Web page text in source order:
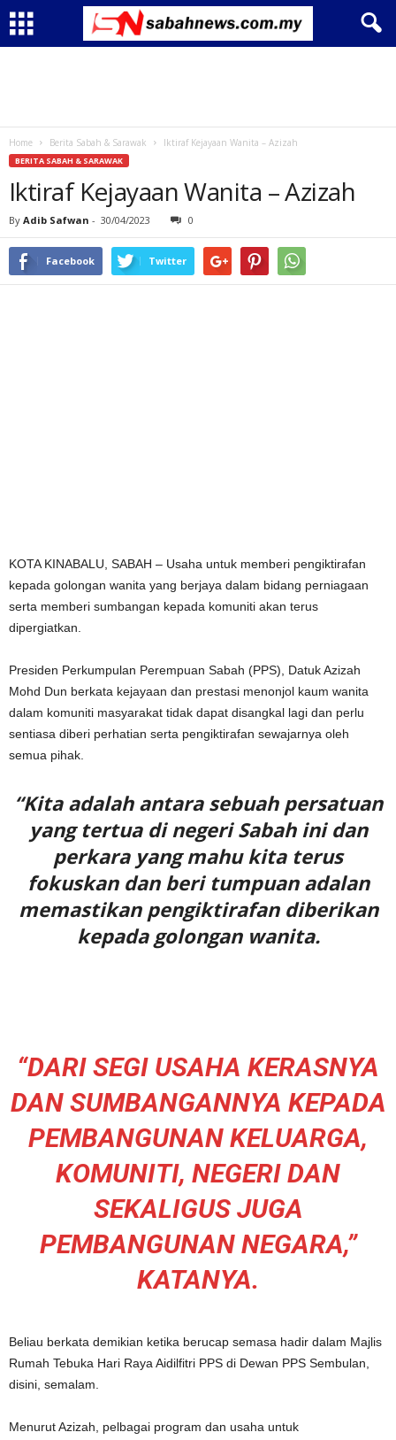
Home Berita Sabah & Sarawak Iktiraf Kejayaan Wanita – Azizah
BERITA SABAH & SARAWAK
Iktiraf Kejayaan Wanita – Azizah
By Adib Safwan - 30/04/2023 0
Facebook Twitter
KOTA KINABALU, SABAH – Usaha untuk memberi pengiktirafan
kepada golongan wanita yang berjaya dalam bidang perniagaan
serta memberi sumbangan kepada komuniti akan terus
dipergiatkan.
Presiden Perkumpulan Perempuan Sabah (PPS), Datuk Azizah
Mohd Dun berkata kejayaan dan prestasi menonjol kaum wanita
dalam komuniti masyarakat tidak dapat disangkal lagi dan perlu
sentiasa diberi perhatian serta pengiktirafan sewajarnya oleh
semua pihak.
“Kita adalah antara sebuah persatuan
yang tertua di negeri Sabah ini dan
perkara yang mahu kita terus
fokuskan dan beri tumpuan adalan
memastikan pengiktirafan diberikan
kepada golongan wanita.
“DARI SEGI USAHA KERASNYA
DAN SUMBANGANNYA KEPADA
PEMBANGUNAN KELUARGA,
KOMUNITI, NEGERI DAN
SEKALIGUS JUGA
PEMBANGUNAN NEGARA,”
KATANYA.
Beliau berkata demikian ketika berucap semasa hadir dalam Majlis
Rumah Tebuka Hari Raya Aidilfitri PPS di Dewan PPS Sembulan,
disini, semalam.
Menurut Azizah, pelbagai program dan usaha untuk